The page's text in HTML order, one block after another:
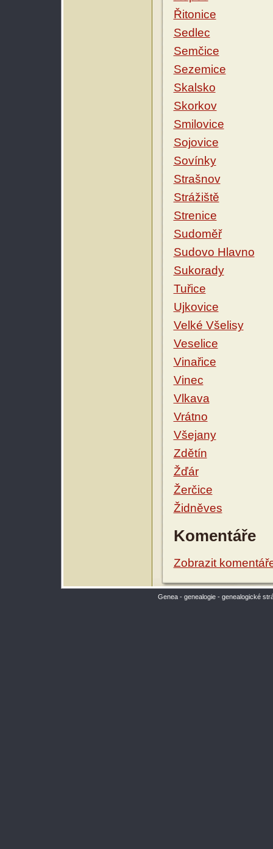
Řitonice
Sedlec
Semčice
Sezemice
Skalsko
Skorkov
Smilovice
Sojovice
Sovínky
Strašnov
Strážiště
Strenice
Sudoměř
Sudovo Hlavno
Sukorady
Tuřice
Ujkovice
Velké Všelisy
Veselice
Vinařice
Vinec
Vlkava
Vrátno
Všejany
Zdětín
Žďár
Žerčice
Židněves
Komentáře
Zobrazit
Genea - genealogie - genealogické